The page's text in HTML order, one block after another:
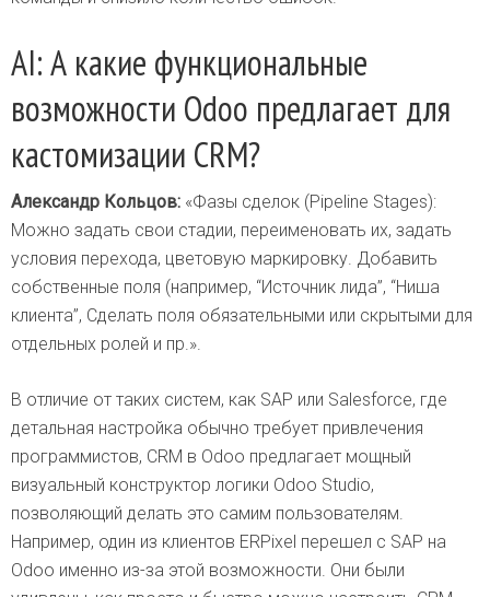
AI: А какие функциональные
возможности Odoo предлагает для
кастомизации CRM?
Александр Кольцов: «Фазы сделок (Pipeline Stages):
Можно задать свои стадии, переименовать их, задать
условия перехода, цветовую маркировку. Добавить
собственные поля (например, “Источник лида”, “Ниша
клиента”, Сделать поля обязательными или скрытыми для
отдельных ролей и пр.».
В отличие от таких систем, как SAP или Salesforce, где
детальная настройка обычно требует привлечения
программистов, CRM в Odoo предлагает мощный
визуальный конструктор логики Odoo Studio,
позволяющий делать это самим пользователям.
Например, один из клиентов ERPixel перешел с SAP на
Odoo именно из-за этой возможности. Они были